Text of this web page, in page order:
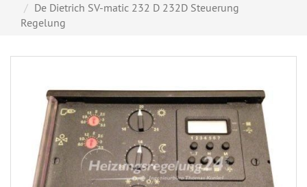
De Dietrich SV-matic 232 D 232D Steuerung
Regelung